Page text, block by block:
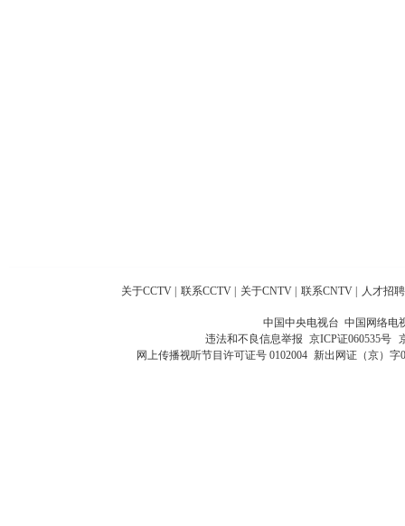
关于CCTV 联系CCTV 关于CNTV 联系CNTV 人才招聘
中国中央电视台 中国网络电
违法和不良信息举报 京ICP证060535号
网上传播视听节目许可证号 0102004 新出网证（京）